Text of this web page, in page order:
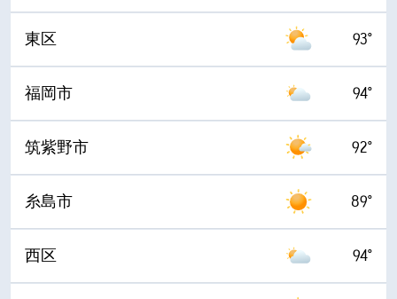
東区 93°
福岡市 94°
筑紫野市 92°
糸島市 89°
西区 94°